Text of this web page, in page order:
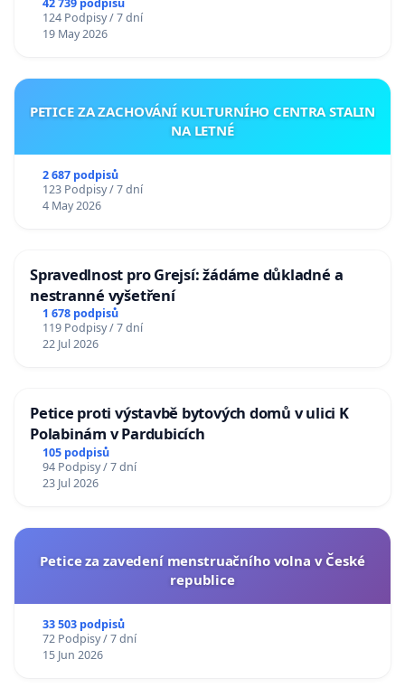
124 Podpisy / 7 dní
19 May 2026
PETICE ZA ZACHOVÁNÍ KULTURNÍHO CENTRA STALIN
NA LETNÉ
2 687 podpisů
123 Podpisy / 7 dní
4 May 2026
Spravedlnost pro Grejsí: žádáme důkladné a
nestranné vyšetření
1 678 podpisů
119 Podpisy / 7 dní
22 Jul 2026
Petice proti výstavbě bytových domů v ulici K
Polabinám v Pardubicích
105 podpisů
94 Podpisy / 7 dní
23 Jul 2026
Petice za zavedení menstruačního volna v České
republice
33 503 podpisů
72 Podpisy / 7 dní
15 Jun 2026